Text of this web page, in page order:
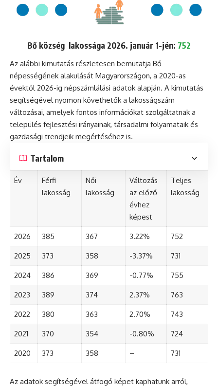
Bő község lakossága 2026. január 1-jén: 752
Az alábbi kimutatás részletesen bemutatja Bő
népességének alakulását Magyarországon, a 2020-as
évektől 2026-ig népszámlálási adatok alapján. A kimutatás
segítségével nyomon követhetők a lakosságszám
változásai, amelyek fontos információkat szolgáltatnak a
település fejlesztési irányainak, társadalmi folyamataik és
gazdasági trendjeik megértéséhez is.
Tartalom
Év
Férfi
lakosság
Női
lakosság
Változás
az előző
évhez
képest
Teljes
lakosság
2026 385 367 3.22% 752
2025 373 358 -3.37% 731
2024 386 369 -0.77% 755
2023 389 374 2.37% 763
2022 380 363 2.70% 743
2021 370 354 -0.80% 724
2020 373 358 – 731
Az adatok segítségével átfogó képet kaphatunk arról,